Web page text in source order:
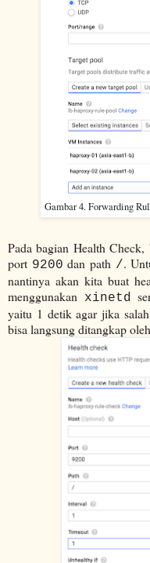
Gambar 4. Forwarding
Pada bagian Health
port 9200 dan path /.
nantinya akan kita buat
menggunakan xinetd
yaitu 1 detik agar jika
bisa langsung ditangkap